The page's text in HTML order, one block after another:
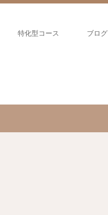
特化型コース ブログ